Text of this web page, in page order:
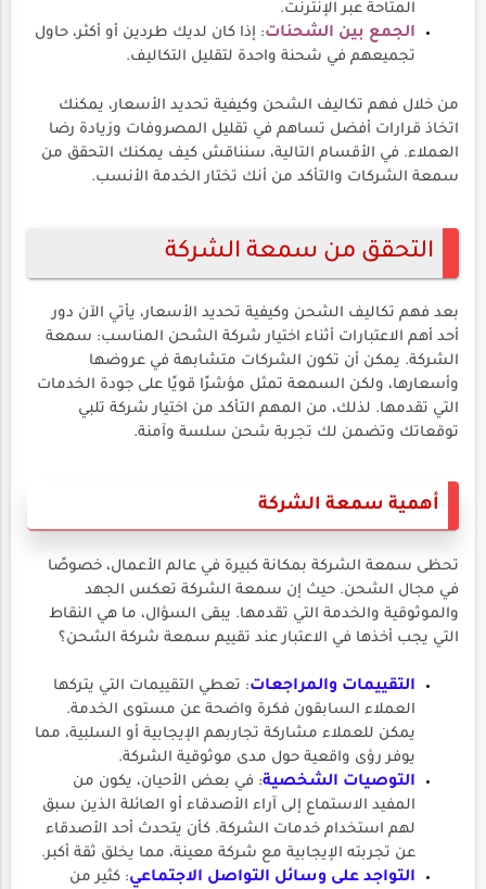
المتاحة عبر الإنترنت.
الجمع بين الشحنات: إذا كان لديك طردين أو أكثر، حاول
تجميعهم في شحنة واحدة لتقليل التكاليف.
من خلال فهم تكاليف الشحن وكيفية تحديد الأسعار، يمكنك
اتخاذ قرارات أفضل تساهم في تقليل المصروفات وزيادة رضا
العملاء. في الأقسام التالية، سنناقش كيف يمكنك التحقق من
سمعة الشركات والتأكد من أنك تختار الخدمة الأنسب.
التحقق من سمعة الشركة
بعد فهم تكاليف الشحن وكيفية تحديد الأسعار، يأتي الآن دور
أحد أهم الاعتبارات أثناء اختيار شركة الشحن المناسب: سمعة
الشركة. يمكن أن تكون الشركات متشابهة في عروضها
وأسعارها، ولكن السمعة تمثل مؤشرًا قويًا على جودة الخدمات
التي تقدمها. لذلك، من المهم التأكد من اختيار شركة تلبي
توقعاتك وتضمن لك تجربة شحن سلسة وآمنة.
أهمية سمعة الشركة
تحظى سمعة الشركة بمكانة كبيرة في عالم الأعمال، خصوصًا
في مجال الشحن. حيث إن سمعة الشركة تعكس الجهد
والموثوقية والخدمة التي تقدمها. يبقى السؤال، ما هي النقاط
التي يجب أخذها في الاعتبار عند تقييم سمعة شركة الشحن؟
التقييمات والمراجعات: تعطي التقييمات التي يتركها
العملاء السابقون فكرة واضحة عن مستوى الخدمة.
يمكن للعملاء مشاركة تجاربهم الإيجابية أو السلبية، مما
يوفر رؤى واقعية حول مدى موثوقية الشركة.
التوصيات الشخصية: في بعض الأحيان، يكون من
المفيد الاستماع إلى آراء الأصدقاء أو العائلة الذين سبق
لهم استخدام خدمات الشركة. كأن يتحدث أحد الأصدقاء
عن تجربته الإيجابية مع شركة معينة، مما يخلق ثقة أكبر.
التواجد على وسائل التواصل الاجتماعي: كثير من